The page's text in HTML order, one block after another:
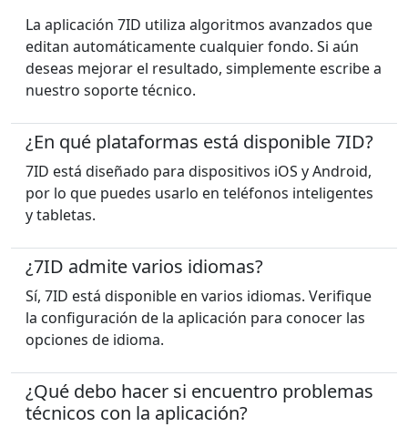
La aplicación 7ID utiliza algoritmos avanzados que
editan automáticamente cualquier fondo. Si aún
deseas mejorar el resultado, simplemente escribe a
nuestro soporte técnico.
¿En qué plataformas está disponible 7ID?
7ID está diseñado para dispositivos iOS y Android,
por lo que puedes usarlo en teléfonos inteligentes
y tabletas.
¿7ID admite varios idiomas?
Sí, 7ID está disponible en varios idiomas. Verifique
la configuración de la aplicación para conocer las
opciones de idioma.
¿Qué debo hacer si encuentro problemas
técnicos con la aplicación?